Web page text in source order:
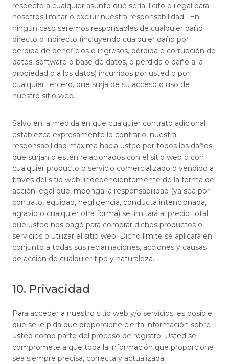
respecto a cualquier asunto que sería ilícito o ilegal para
nosotros limitar o excluir nuestra responsabilidad. En
ningún caso seremos responsables de cualquier daño
directo o indirecto (incluyendo cualquier daño por
pérdida de beneficios o ingresos, pérdida o corrupción de
datos, software o base de datos, o pérdida o daño a la
propiedad o a los datos) incurridos por usted o por
cualquier tercero, que surja de su acceso o uso de
nuestro sitio web.
Salvo en la medida en que cualquier contrato adicional
establezca expresamente lo contrario, nuestra
responsabilidad máxima hacia usted por todos los daños
que surjan o estén relacionados con el sitio web o con
cualquier producto o servicio comercializado o vendido a
través del sitio web, independientemente de la forma de
acción legal que imponga la responsabilidad (ya sea por
contrato, equidad, negligencia, conducta intencionada,
agravio o cualquier otra forma) se limitará al precio total
que usted nos pagó para comprar dichos productos o
servicios o utilizar el sitio web. Dicho límite se aplicará en
conjunto a todas sus reclamaciones, acciones y causas
de acción de cualquier tipo y naturaleza.
10. Privacidad
Para acceder a nuestro sitio web y/o servicios, es posible
que se le pida que proporcione cierta información sobre
usted como parte del proceso de registro. Usted se
compromete a que toda la información que proporcione
sea siempre precisa, correcta y actualizada.